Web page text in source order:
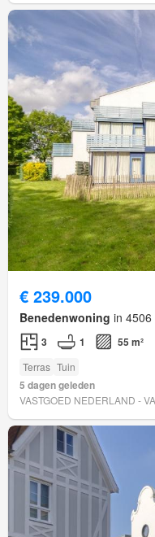
€ 239.000
Benedenwoning in 4506
3 1 55 m²
Terras Tuin
5 dagen geleden
VASTGOED NEDERLAND -